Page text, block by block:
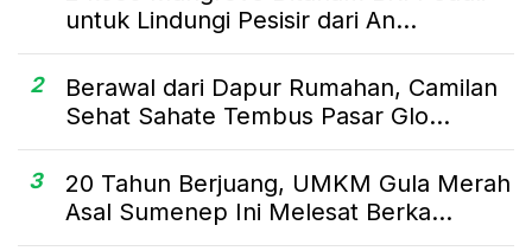
untuk Lindungi Pesisir dari An...
2
Berawal dari Dapur Rumahan, Camilan
Sehat Sahate Tembus Pasar Glo...
3
20 Tahun Berjuang, UMKM Gula Merah
Asal Sumenep Ini Melesat Berka...